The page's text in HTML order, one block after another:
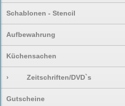
Schablonen - Stencil
Aufbewahrung
Küchensachen
› Zeitschriften/DVD`s
Gutscheine